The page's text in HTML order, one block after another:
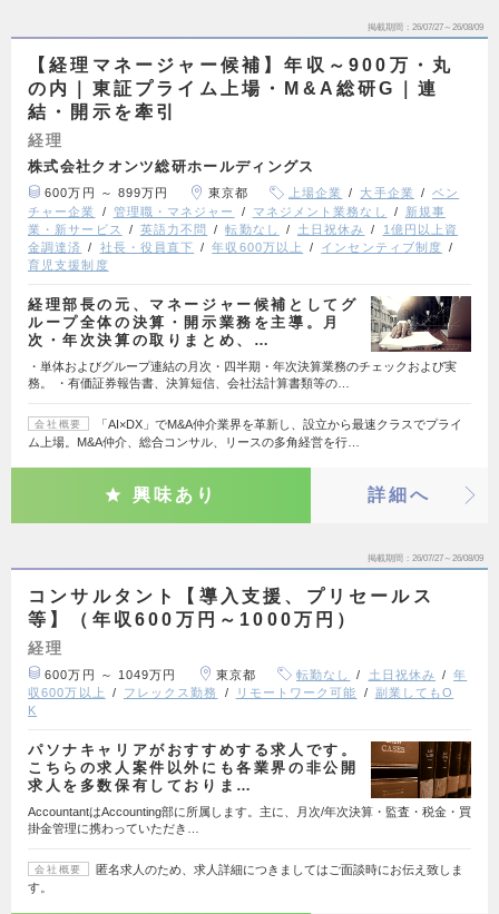
掲載期間 26/07/27～26/08/09
【経理マネージャー候補】年収～900万・丸
の内｜東証プライム上場・M&A総研G｜連
結・開示を牽引
経理
株式会社クオンツ総研ホールディングス
600万円 ～ 899万円 東京都 上場企業 大手企業
ベン
チャー企業
管理職・マネジャー マネジメント業務なし
新規事
業・新サービス
英語力不問 転勤なし 土日祝休み
1億円以上資
金調達済
社長・役員直下 年収600万以上
インセンティブ制度
育児支援制度
経理部長の元、マネージャー候補としてグ
ループ全体の決算・開示業務を主導。月
次・年次決算の取りまとめ、…
・単体およびグループ連結の月次・四半期・年次決算業務のチェックおよび実
務。 ・有価証券報告書、決算短信、会社法計算書類等の…
会社概要
「AI×DX」でM&A仲介業界を革新し、設立から最速クラスでプライ
ム上場。M&A仲介、総合コンサル、リースの多角経営を行…
興味あり 詳細へ
掲載期間 26/07/27～26/08/09
コンサルタント【導入支援、プリセールス
等】（年収600万円～1000万円）
経理
600万円 ～ 1049万円 東京都 転勤なし 土日祝休み
年
収600万以上
フレックス勤務 リモートワーク可能
副業してもO
K
パソナキャリアがおすすめする求人です。
こちらの求人案件以外にも各業界の非公開
求人を多数保有しておりま…
AccountantはAccounting部に所属します。主に、月次/年次決算・監査・税金・買
掛金管理に携わっていただき…
会社概要
匿名求人のため、求人詳細につきましてはご面談時にお伝え致しま
す。